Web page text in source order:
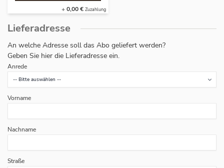
+0,00 €
Lieferadresse
An welche Adresse soll das Abo geliefert werden?
Geben Sie hier die Lieferadresse ein.
Anrede
Vorname
Nachname
Straße